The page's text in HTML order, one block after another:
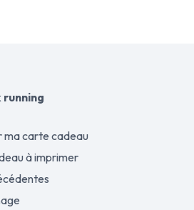
running
ma carte cadeau
à imprimer